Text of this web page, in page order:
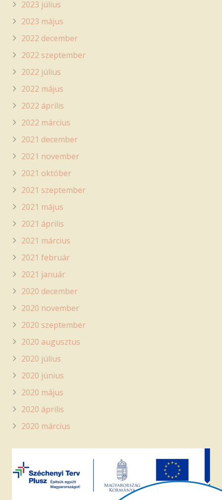
2023 július
2023 május
2022 december
2022 szeptember
2022 július
2022 május
2022 április
2022 március
2021 december
2021 november
2021 október
2021 szeptember
2021 május
2021 április
2021 március
2021 február
2021 január
2020 december
2020 november
2020 szeptember
2020 augusztus
2020 július
2020 június
2020 május
2020 április
2020 március